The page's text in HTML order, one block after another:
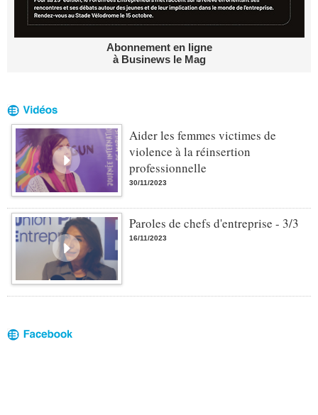
Abonnement en ligne
à Businews le Mag
Aider les femmes victimes de
violence à la réinsertion
professionnelle
30/11/2023
Paroles de chefs d'entreprise - 3/3
16/11/2023